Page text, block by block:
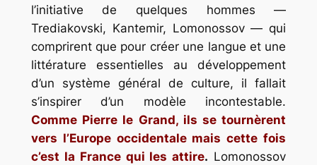
l’initiative de quelques hommes —
Trediakovski, Kantemir, Lomonossov — qui
comprirent que pour créer une langue et une
littérature essentielles au développement
d’un système général de culture, il fallait
s’inspirer d’un modèle incontestable.
Comme Pierre le Grand, ils se tournèrent
vers l’Europe occidentale mais cette fois
c’est la France qui les attire. Lomonossov